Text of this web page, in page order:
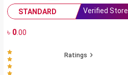
STANDARD
Verified Store
৳ 0.00
Ratings